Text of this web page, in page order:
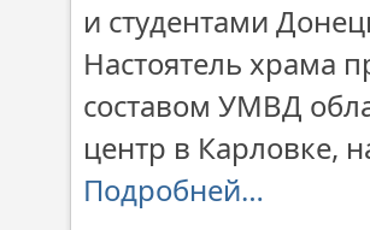
и студентами
Настоятель храма
составом УМВД
центр в Карловке,
Подробней…